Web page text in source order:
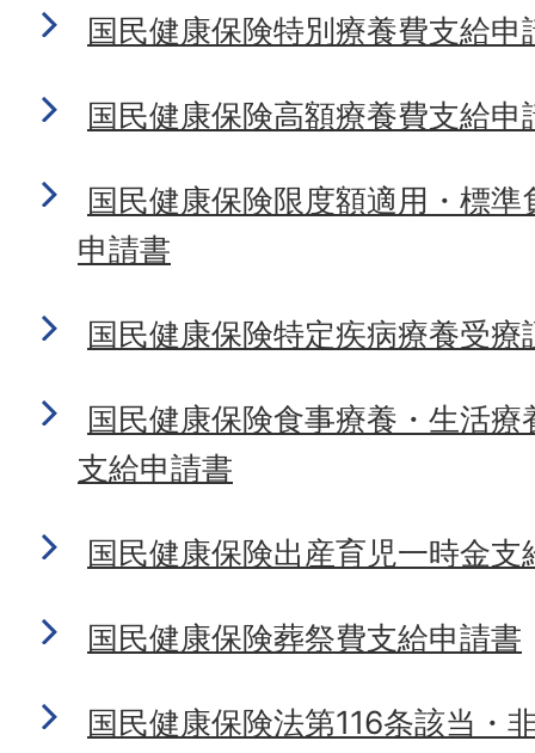
国民健康保険特別療養費支給申
国民健康保険高額療養費支給申
国民健康保険限度額適用・標
申請書
国民健康保険特定疾病療養受療
国民健康保険食事療養・生活
支給申請書
国民健康保険出産育児一時金支
国民健康保険葬祭費支給申請書
国民健康保険法第116条該当・